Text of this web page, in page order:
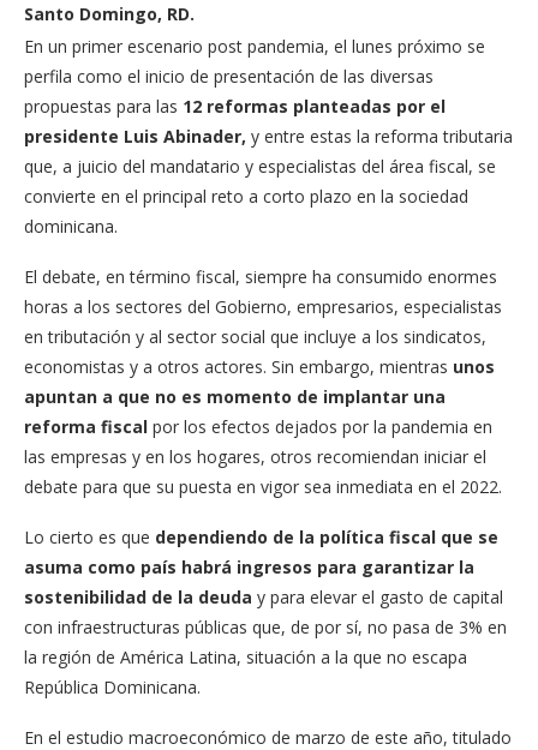
Santo Domingo, RD.
En un primer escenario post pandemia, el lunes próximo se
perfila como el inicio de presentación de las diversas
propuestas para las 12 reformas planteadas por el
presidente Luis Abinader, y entre estas la reforma tributaria
que, a juicio del mandatario y especialistas del área fiscal, se
convierte en el principal reto a corto plazo en la sociedad
dominicana.
El debate, en término fiscal, siempre ha consumido enormes
horas a los sectores del Gobierno, empresarios, especialistas
en tributación y al sector social que incluye a los sindicatos,
economistas y a otros actores. Sin embargo, mientras unos
apuntan a que no es momento de implantar una
reforma fiscal por los efectos dejados por la pandemia en
las empresas y en los hogares, otros recomiendan iniciar el
debate para que su puesta en vigor sea inmediata en el 2022.
Lo cierto es que dependiendo de la política fiscal que se
asuma como país habrá ingresos para garantizar la
sostenibilidad de la deuda y para elevar el gasto de capital
con infraestructuras públicas que, de por sí, no pasa de 3% en
la región de América Latina, situación a la que no escapa
República Dominicana.
En el estudio macroeconómico de marzo de este año, titulado